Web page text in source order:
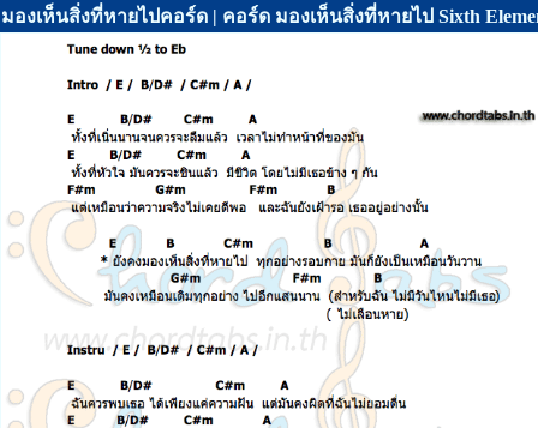
มองเห็นสิ่งที่หายไปคอร์ด | คอร์ด มองเห็นสิ่งที่หายไป Sixth